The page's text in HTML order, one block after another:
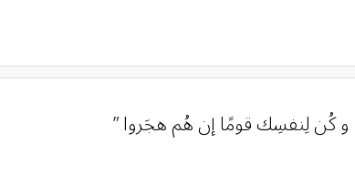
كُن لِنفسِك قومًا إن هُم هجَروا ”